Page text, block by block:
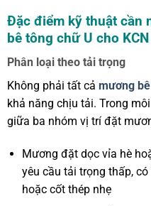
Đặc điểm kỹ thuật cần
bê tông chữ U cho KCN
Phân loại theo tải trọng
Không phải tất cả mương
khả năng chịu tải. Trong
giữa ba nhóm vị trí đặt
Mương đặt dọc vỉa hè
yêu cầu tải trọng thấp,
hoặc cốt thép nhẹ